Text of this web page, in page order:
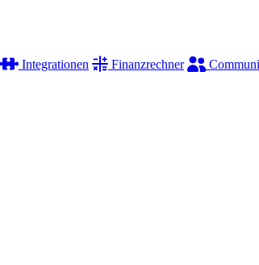
Integrationen Finanzrechner